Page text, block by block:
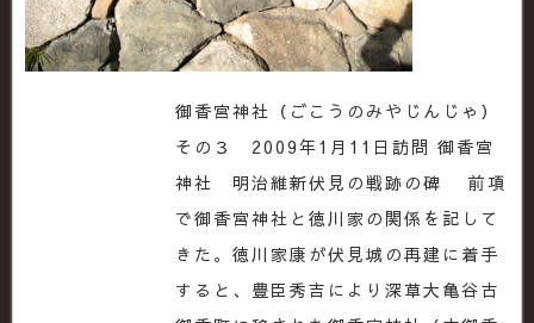
御香宮神社（ごこうのみやじんじゃ）
その３ 2009年1月11日訪問 御香宮
神社 明治維新伏見の戦跡の碑 前項
で御香宮神社と徳川家の関係を記して
きた。徳川家康が伏見城の再建に着手
すると、豊臣秀吉により深草大亀谷古